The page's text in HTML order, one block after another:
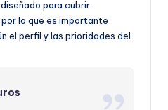
para cubrir
lo que es importante
el perfil y las prioridades del